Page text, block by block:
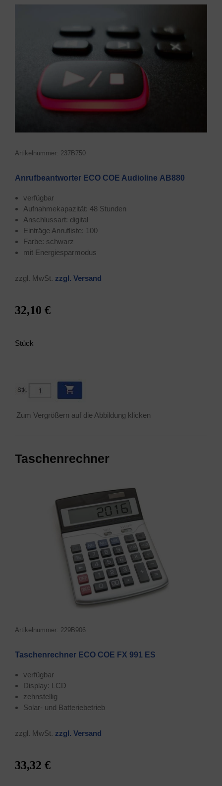
Arti­kel­num­mer: 237B750
Anruf­be­ant­wor­ter ECO COE Audio­li­ne AB880
ver­füg­bar
Auf­nah­me­ka­pa­zi­tät: 48 Stunden
Anschluss­art: digital
Ein­trä­ge Anruf­lis­te: 100
Far­be: schwarz
mit Ener­gie­spar­mo­dus
zzgl. MwSt. zzgl. Ver­sand
32,10 €
Stück
Zum Ver­grö­ßern auf die Abbil­dung klicken
Taschen­rech­ner
Arti­kel­num­mer: 229B906
Taschen­rech­ner ECO COE FX 991 ES
ver­füg­bar
Dis­play: LCD
zehn­stel­lig
Solar- und Batteriebetrieb
zzgl. MwSt. zzgl. Ver­sand
33,32 €